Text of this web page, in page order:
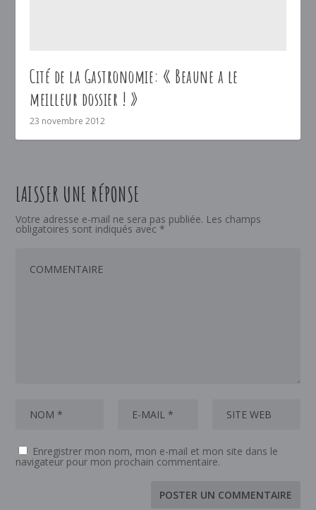
Cité de la Gastronomie: « Beaune a le
meilleur dossier ! »
23 novembre 2012
LAISSER UNE RÉPONSE
Votre adresse e-mail ne sera pas publiée. Les champs
obligatoires sont indiqués avec *
Enregistrer mon nom, mon e-mail et mon site dans le
navigateur pour mon prochain commentaire.